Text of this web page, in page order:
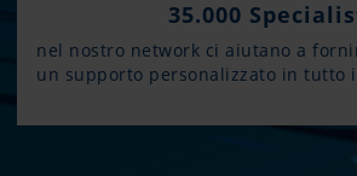
35.000
nel nostro network ci aiutano a
un supporto personalizzato in tutto